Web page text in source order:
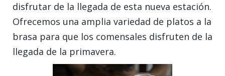
disfrutar de la llegada de esta nueva estación.
Ofrecemos una amplia variedad de platos a la
brasa para que los comensales disfruten de la
llegada de la primavera.